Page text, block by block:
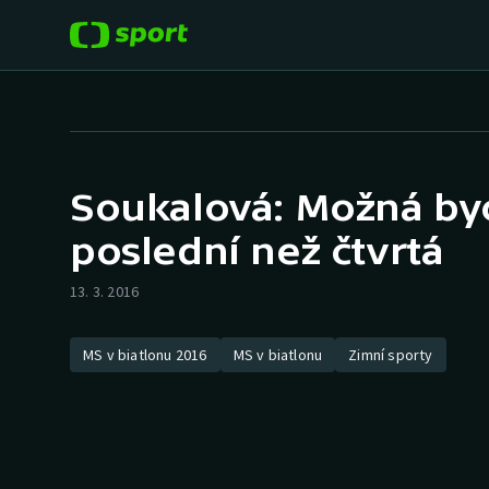
Hokej
Tenis
Cyklistika
Baseball a softbal
Basketbal
Biatlon
Soukalová: Možná
poslední než čtvrtá
13. 3. 2016
MS v biatlonu 2016 MS v biatlonu Zimní sporty